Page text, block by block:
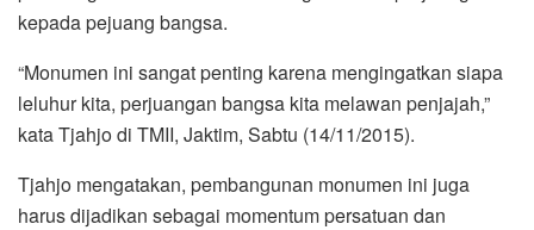
kepada pejuang bangsa.
“Monumen ini sangat penting karena mengingatkan siapa
leluhur kita, perjuangan bangsa kita melawan penjajah,”
kata Tjahjo di TMII, Jaktim, Sabtu (14/11/2015).
Tjahjo mengatakan, pembangunan monumen ini juga
harus dijadikan sebagai momentum persatuan dan